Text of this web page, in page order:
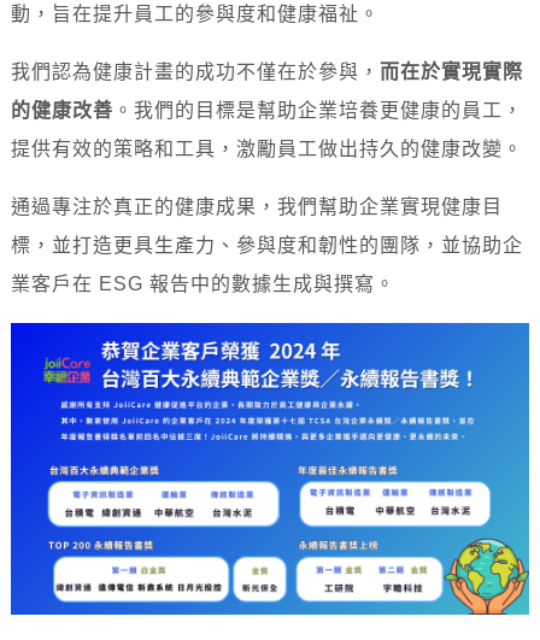
動，旨在提升員工的參與度和健康福祉。
我們認為健康計畫的成功不僅在於參與， 而在於實現實際
的健康改善 。我們的目標是幫助企業培養更健康的員工，
提供有效的策略和工具，激勵員工做出持久的健康改變。
通過專注於真正的健康成果，我們幫助企業實現健康目
標，並打造更具生產力、參與度和韌性的團隊，並協助企
業客戶在 ESG 報告中的數據生成與撰寫。